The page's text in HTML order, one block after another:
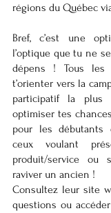
régions du Québec
Bref, c’est une
l’optique que tu ne
dépens ! Tous
t’orienter vers la
participatif la plus
optimiser tes
pour les débutants
ceux voulant
produit/service ou
Consultez leur site
questions ou